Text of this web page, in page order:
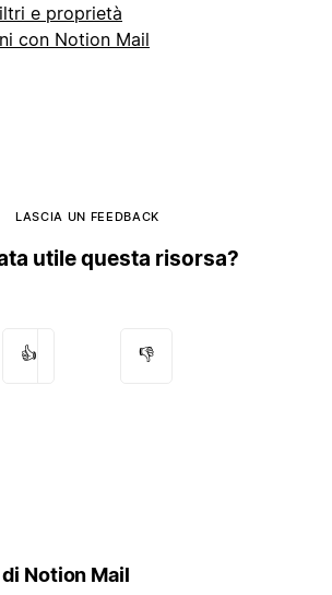
e proprietà
con Notion Mail
LASCIA UN FEEDBACK
utile questa risorsa?
👍 👎
Notion Mail